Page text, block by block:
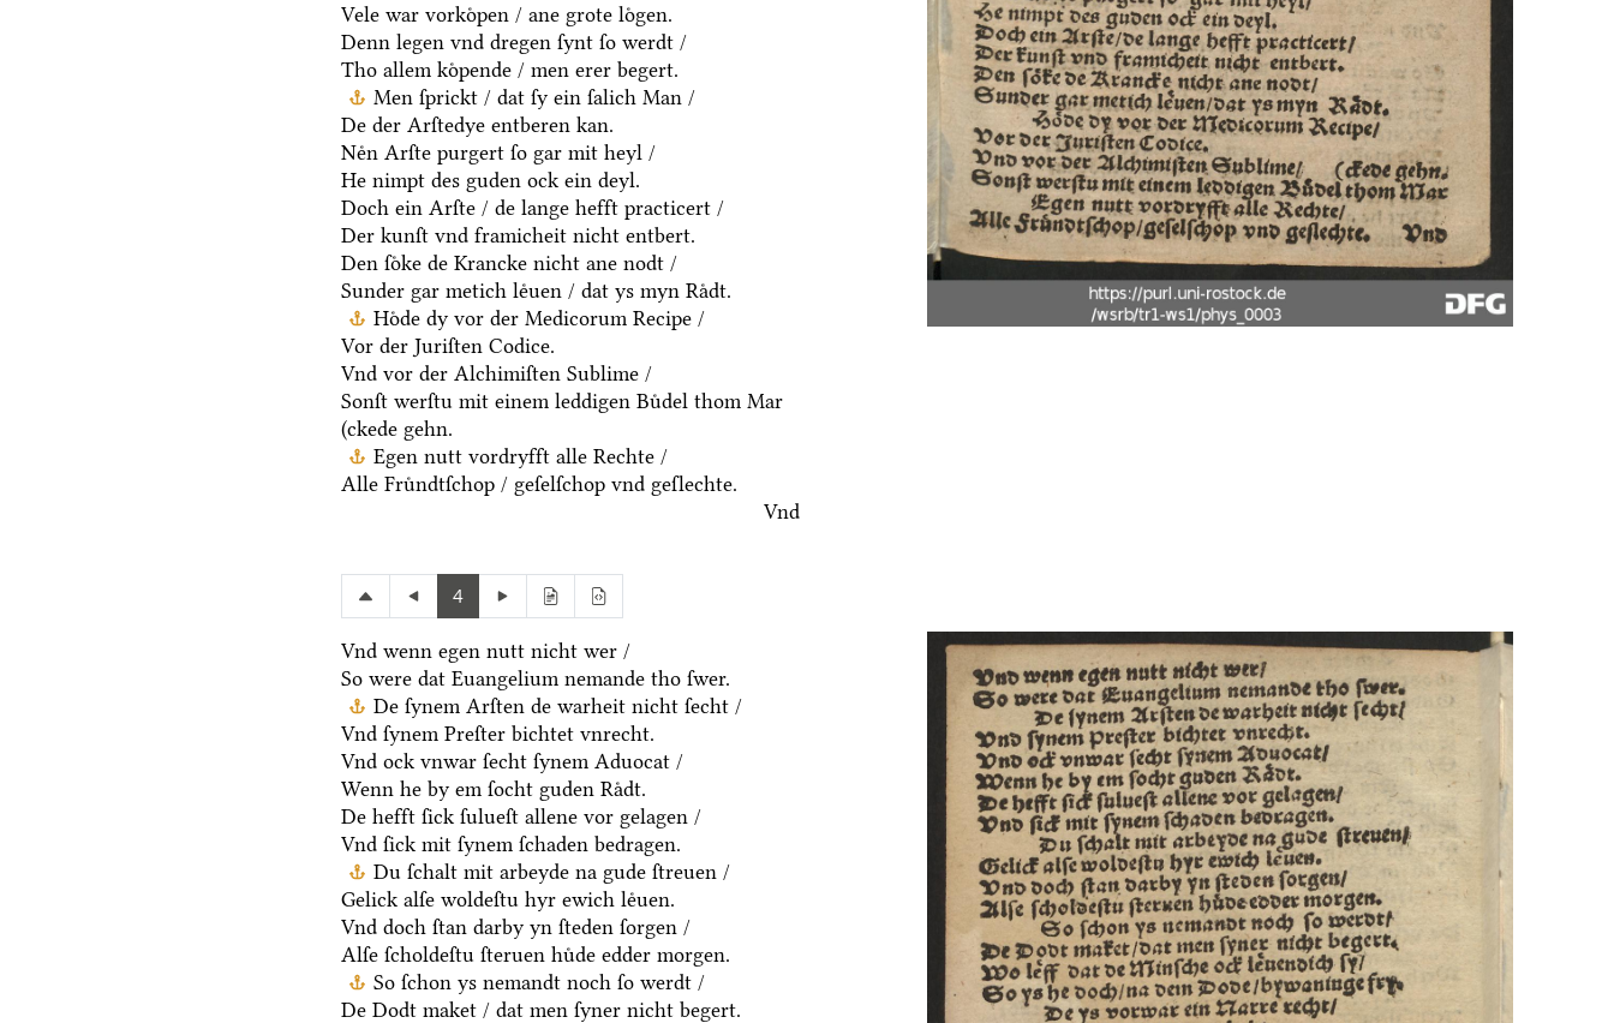
Vele war vorkoͤpen / ane grote loͤgen.
Denn legen vnd dregen ſynt ſo werdt /
Tho allem koͤpende / men erer begert.
Men ſprickt / dat ſy ein ſalich Man /
De der Arſtedye entberen kan.
Neͤn Arſte purgert ſo gar mit heyl /
He nimpt des guden ock ein deyl.
Doch ein Arſte / de lange hefft practicert /
Der kunſt vnd framicheit nicht entbert.
Den ſoͤke de Krancke nicht ane nodt /
Sunder gar metich leͤuen / dat ys myn Raͤdt.
Hoͤde dy vor der Medicorum Recipe /
Vor der Juriſten Codice.
Vnd vor der Alchimiſten Sublime /
Sonſt werſtu mit einem leddigen Buͤdel thom Mar
(ckede gehn.
Egen nutt vordryfft alle Rechte /
Alle Fruͤndtſchop / geſelſchop vnd geſlechte.
Vnd
4
Vnd wenn egen nutt nicht wer /
So were dat Euangelium nemande tho ſwer.
De ſynem Arſten de warheit nicht ſecht /
Vnd ſynem Preſter bichtet vnrecht.
Vnd ock vnwar ſecht ſynem Aduocat /
Wenn he by em ſocht guden Raͤdt.
De hefft ſick ſulueſt allene vor gelagen /
Vnd ſick mit ſynem ſchaden bedragen.
Du ſchalt mit arbeyde na gude ſtreuen /
Gelick alſe woldeſtu hyr ewich leͤuen.
Vnd doch ſtan darby yn ſteden ſorgen /
Alſe ſcholdeſtu ſteruen huͤde edder morgen.
So ſchon ys nemandt noch ſo werdt /
De Dodt maket / dat men ſyner nicht begert.